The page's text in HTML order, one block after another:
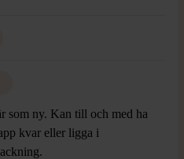
som ny. Kan till och med ha
kvar eller ligga i